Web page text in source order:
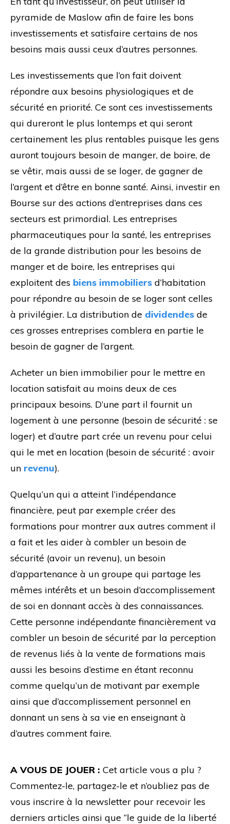
pyramide de Maslow afin de faire les bons
investissements et satisfaire certains de nos
besoins mais aussi ceux d’autres personnes.
Les investissements que l’on fait doivent
répondre aux besoins physiologiques et de
sécurité en priorité. Ce sont ces investissements
qui dureront le plus lontemps et qui seront
certainement les plus rentables puisque les gens
auront toujours besoin de manger, de boire, de
se vêtir, mais aussi de se loger, de gagner de
l’argent et d’être en bonne santé. Ainsi, investir en
Bourse sur des actions d’entreprises dans ces
secteurs est primordial. Les entreprises
pharmaceutiques pour la santé, les entreprises
de la grande distribution pour les besoins de
manger et de boire, les entreprises qui
exploitent des biens immobiliers d’habitation
pour répondre au besoin de se loger sont celles
à privilégier. La distribution de dividendes de
ces grosses entreprises comblera en partie le
besoin de gagner de l’argent.
Acheter un bien immobilier pour le mettre en
location satisfait au moins deux de ces
principaux besoins. D’une part il fournit un
logement à une personne (besoin de sécurité : se
loger) et d’autre part crée un revenu pour celui
qui le met en location (besoin de sécurité : avoir
un revenu).
Quelqu’un qui a atteint l’indépendance
financière, peut par exemple créer des
formations pour montrer aux autres comment il
a fait et les aider à combler un besoin de
sécurité (avoir un revenu), un besoin
d’appartenance à un groupe qui partage les
mêmes intérêts et un besoin d’accomplissement
de soi en donnant accès à des connaissances.
Cette personne indépendante financièrement va
combler un besoin de sécurité par la perception
de revenus liés à la vente de formations mais
aussi les besoins d’estime en étant reconnu
comme quelqu’un de motivant par exemple
ainsi que d’accomplissement personnel en
donnant un sens à sa vie en enseignant à
d’autres comment faire.
A VOUS DE JOUER : Cet article vous a plu ?
Commentez-le, partagez-le et n’oubliez pas de
vous inscrire à la newsletter pour recevoir les
derniers articles ainsi que “le guide de la liberté